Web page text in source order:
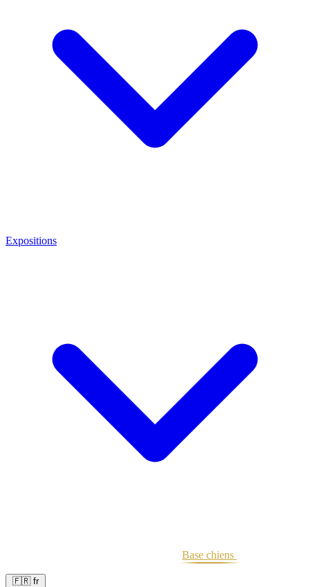
Expositions
Base chiens
🇫🇷 fr